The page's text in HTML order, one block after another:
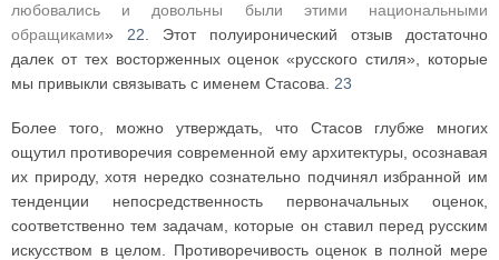
любовались и довольны были этими национальными
обращиками» 22 . Этот полуиронический отзыв достаточно
далек от тех восторженных оценок «русского стиля», которые
мы привыкли связывать с именем Стасова. 23
Более того, можно утверждать, что Стасов глубже многих
ощутил противоречия современной ему архитектуры, осознавая
их природу, хотя нередко сознательно подчинял избранной им
тенденции непосредственность первоначальных оценок,
соответственно тем задачам, которые он ставил перед русским
искусством в целом. Противоречивость оценок в полной мере